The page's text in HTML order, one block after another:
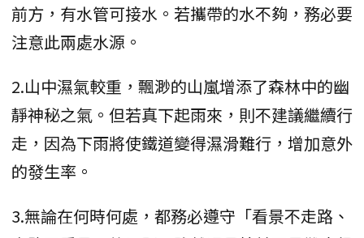
前方，有水管可接水。若攜帶的水不夠，務必要
注意此兩處水源。
2.山中濕氣較重，飄渺的山嵐增添了森林中的幽
靜神秘之氣。但若真下起雨來，則不建議繼續行
走，因為下雨將使鐵道變得濕滑難行，增加意外
的發生率。
3.無論在何時何處，都務必遵守「看景不走路、